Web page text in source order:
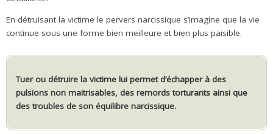
En détruisant la victime le pervers narcissique s’imagine que la vie
continue sous une forme bien meilleure et bien plus paisible.
Tuer ou détruire la victime lui permet d’échapper à des
pulsions non maitrisables, des remords torturants ainsi que
des troubles de son équilibre narcissique.